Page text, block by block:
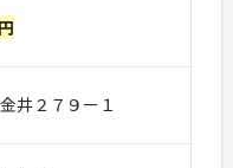
井２７９ー１